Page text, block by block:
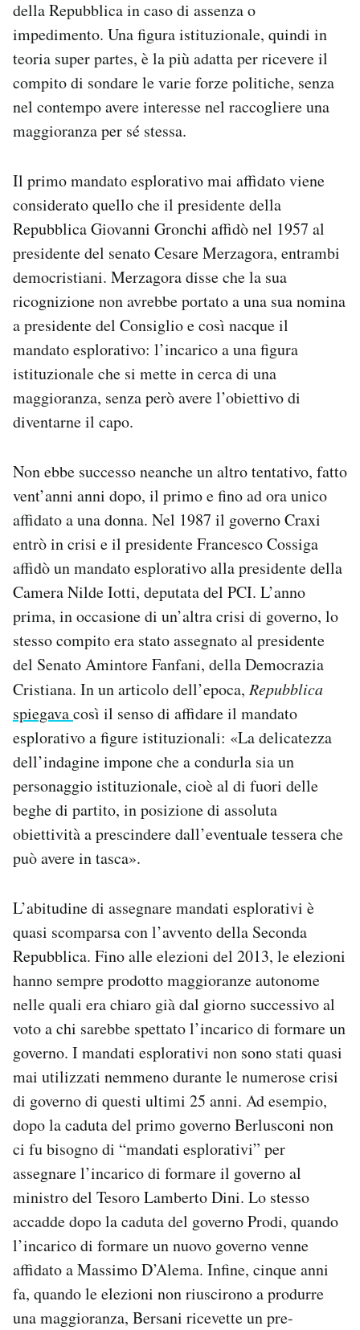
della Repubblica in caso di assenza o
impedimento. Una figura istituzionale, quindi in
teoria super partes, è la più adatta per ricevere il
compito di sondare le varie forze politiche, senza
nel contempo avere interesse nel raccogliere una
maggioranza per sé stessa.
Il primo mandato esplorativo mai affidato viene
considerato quello che il presidente della
Repubblica Giovanni Gronchi affidò nel 1957 al
presidente del senato Cesare Merzagora, entrambi
democristiani. Merzagora disse che la sua
ricognizione non avrebbe portato a una sua nomina
a presidente del Consiglio e così nacque il
mandato esplorativo: l’incarico a una figura
istituzionale che si mette in cerca di una
maggioranza, senza però avere l’obiettivo di
diventarne il capo.
Non ebbe successo neanche un altro tentativo, fatto
vent’anni anni dopo, il primo e fino ad ora unico
affidato a una donna. Nel 1987 il governo Craxi
entrò in crisi e il presidente Francesco Cossiga
affidò un mandato esplorativo alla presidente della
Camera Nilde Iotti, deputata del PCI. L’anno
prima, in occasione di un’altra crisi di governo, lo
stesso compito era stato assegnato al presidente
del Senato Amintore Fanfani, della Democrazia
Cristiana. In un articolo dell’epoca, Repubblica
spiegavacosì il senso di affidare il mandato
esplorativo a figure istituzionali: «La delicatezza
dell’indagine impone che a condurla sia un
personaggio istituzionale, cioè al di fuori delle
beghe di partito, in posizione di assoluta
obiettività a prescindere dall’eventuale tessera che
può avere in tasca».
L’abitudine di assegnare mandati esplorativi è
quasi scomparsa con l’avvento della Seconda
Repubblica. Fino alle elezioni del 2013, le elezioni
hanno sempre prodotto maggioranze autonome
nelle quali era chiaro già dal giorno successivo al
voto a chi sarebbe spettato l’incarico di formare un
governo. I mandati esplorativi non sono stati quasi
mai utilizzati nemmeno durante le numerose crisi
di governo di questi ultimi 25 anni. Ad esempio,
dopo la caduta del primo governo Berlusconi non
ci fu bisogno di “mandati esplorativi” per
assegnare l’incarico di formare il governo al
ministro del Tesoro Lamberto Dini. Lo stesso
accadde dopo la caduta del governo Prodi, quando
l’incarico di formare un nuovo governo venne
affidato a Massimo D’Alema. Infine, cinque anni
fa, quando le elezioni non riuscirono a produrre
una maggioranza, Bersani ricevette un pre-